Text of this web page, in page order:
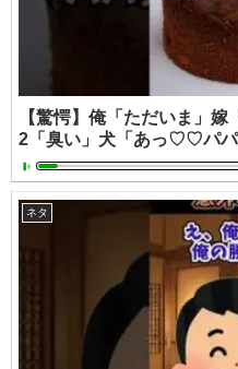
【驚愕】俺「ただいま」
2「臭い」犬「あっ♡♡パ
ネタ